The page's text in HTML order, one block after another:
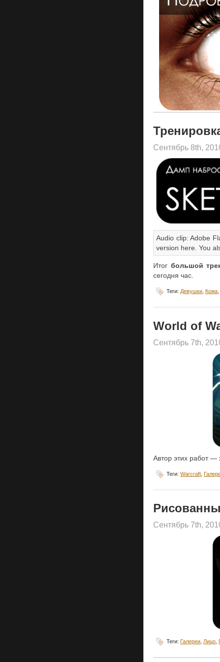
Сентябрь 8th,
Audio clip: Adobe
version here. You
Итог большой
сегодня час.
Теги: Девушки Кожа
World of
Сентябрь 7th,
Автор этих работ
Теги: Warcraft
Сентябрь 7th,
Теги: Галереи Лицо